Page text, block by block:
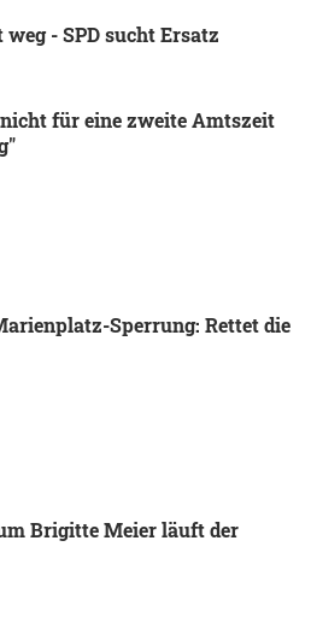
- SPD sucht Ersatz
für eine zweite Amtszeit
Sperrung: Rettet die
Brigitte Meier läuft der